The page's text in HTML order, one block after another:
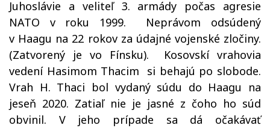
Juhoslávie a veliteľ 3. armády počas agresie
NATO v roku 1999. Neprávom odsúdený
v Haagu na 22 rokov za údajné vojenské zločiny.
(Zatvorený je vo Fínsku). Kosovskí vrahovia
vedení Hasimom Thacim si behajú po slobode.
Vrah H. Thaci bol vydaný súdu do Haagu na
jeseň 2020. Zatiaľ nie je jasné z čoho ho súd
obvinil. V jeho prípade sa dá očakávať